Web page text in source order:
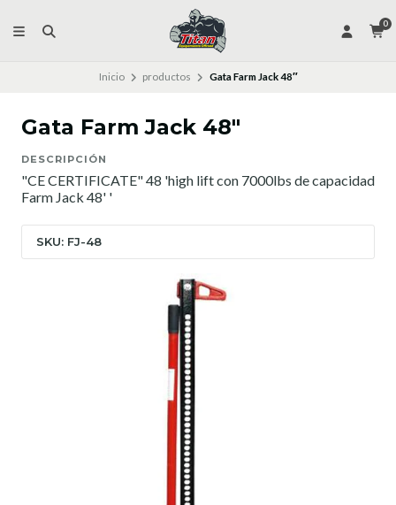
0
Inicio productos Gata Farm Jack 48″
Gata Farm Jack 48″
DESCRIPCIÓN
"CE CERTIFICATE" 48 'high lift con 7000lbs de capacidad
Farm Jack 48' '
SKU: FJ-48